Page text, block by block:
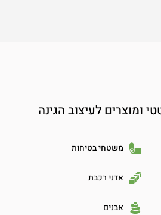
ומוצרים לעיצוב הגינה
משטחי בטיחות
אדני רכבת
אבנים